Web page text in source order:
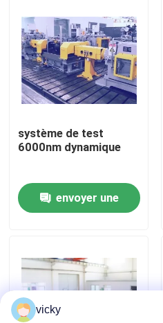
Visite de l'usine
Contrôle qualité
Contactez-nous
Nouvelles
Dynamomètre de couple
Dynamomètre à grande
système de test
6000nm dynamique
envoyer une
vicky